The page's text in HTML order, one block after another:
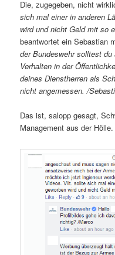
Die, zugegeben, nicht
sich mal einer in anderen
wird und nicht Geld mit so
beantwortet ein Sebastian
der Bundeswehr solltest
Verhalten in der
deines Dienstherren als
nicht angemessen. /
Das ist, salopp gesagt,
Management aus der Hölle.